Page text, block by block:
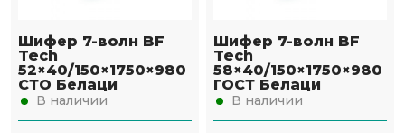
Шифер 7-волн BF
Tech
52×40/150×1750×980
СТО Белаци
В наличии
Шифер 7-волн BF
Tech
58×40/150×1750×980
ГОСТ Белаци
В наличии